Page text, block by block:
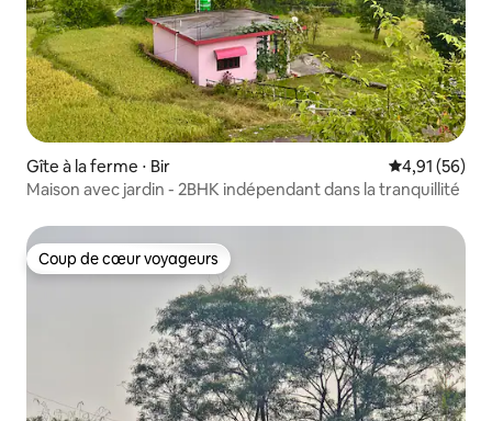
Gîte à la ferme ⋅ Bir Évaluation
4,91 (56)
Maison avec jardin - 2BHK indépendant dans la tranquillité
Coup de cœur voyageurs
Coup de cœur voyageurs